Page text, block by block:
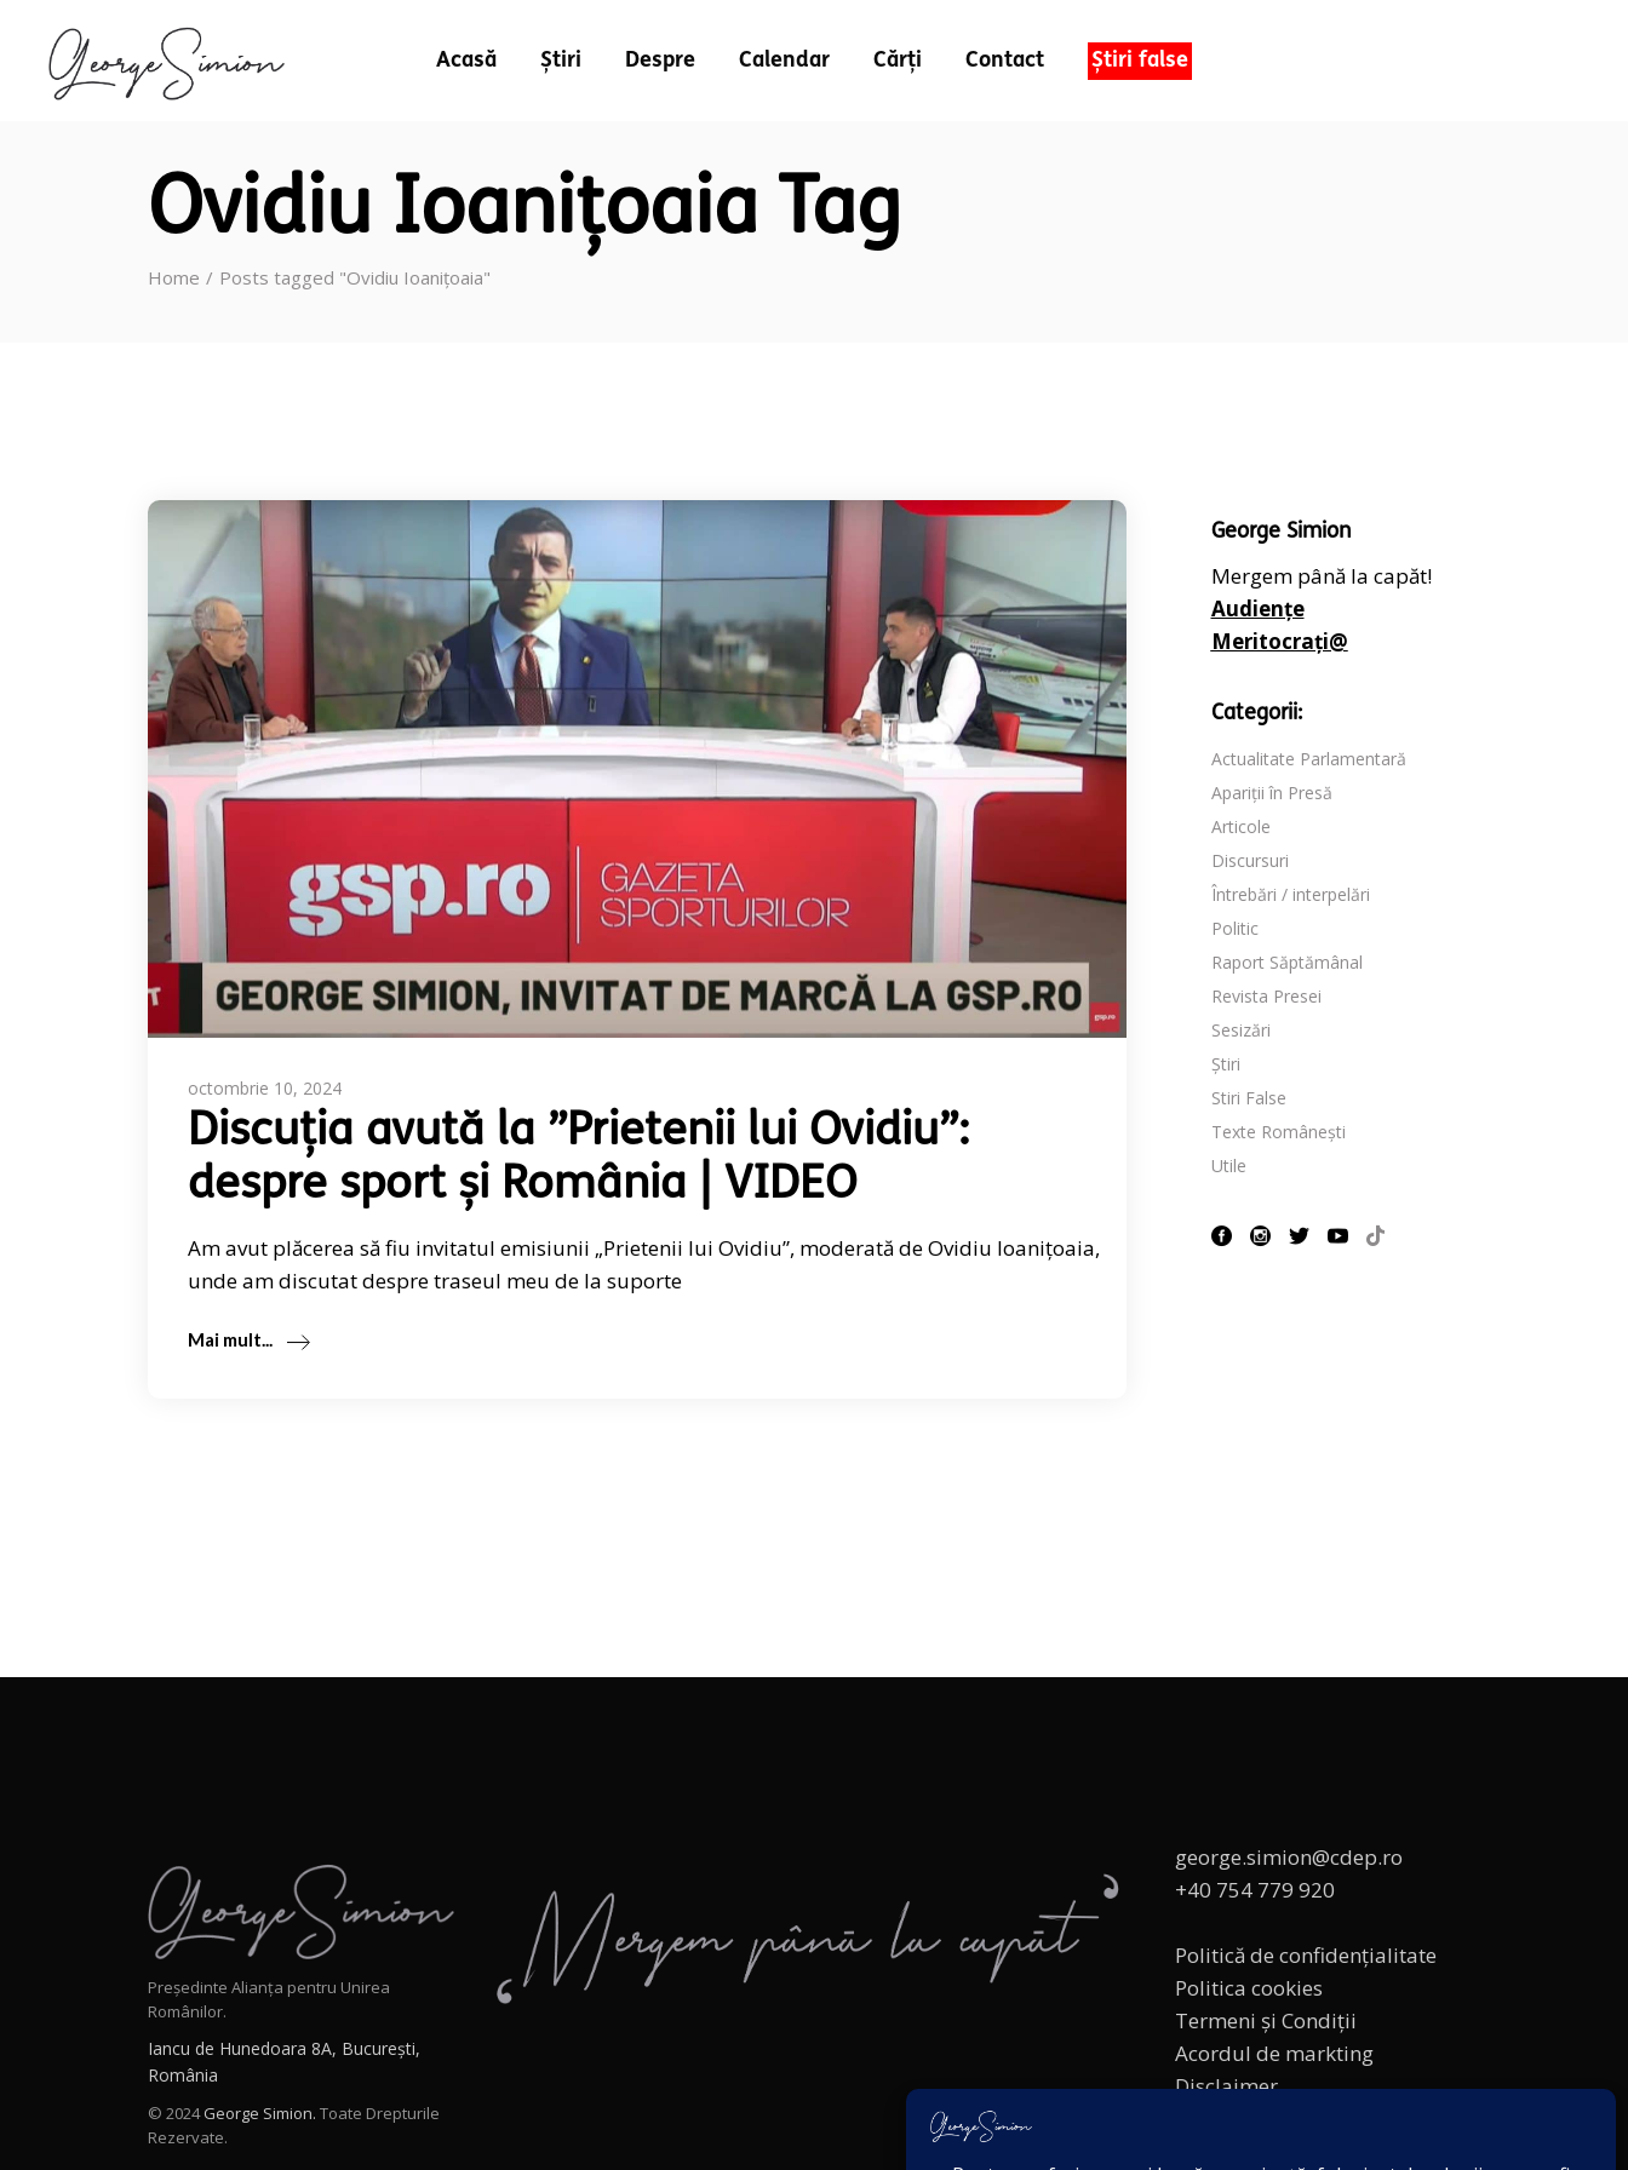
Acasă Știri Despre Calendar Cărți Contact Știri false
Ovidiu Ioanițoaia Tag
Home Posts tagged "Ovidiu Ioanițoaia"
octombrie 10, 2024
Discuția avută la ”Prietenii lui Ovidiu”:
despre sport și România | VIDEO
Am avut plăcerea să fiu invitatul emisiunii „Prietenii lui Ovidiu”, moderată de Ovidiu Ioanițoaia,
unde am discutat despre traseul meu de la suporte
Mai mult...
George Simion
Mergem până la capăt!
Audiențe
Meritocrați@
Categorii:
Actualitate Parlamentară
Apariții în Presă
Articole
Discursuri
Întrebări / interpelări
Politic
Raport Săptămânal
Revista Presei
Sesizări
Știri
Stiri False
Texte Românești
Utile
Președinte Alianța pentru Unirea
Românilor.
Iancu de Hunedoara 8A, București,
România
© 2024George Simion. Toate Drepturile
Rezervate.
george.simion@cdep.ro
+40 754 779 920
Politică de confidențialitate
Politica cookies
Termeni și Condiții
Acordul de markting
Disclaimer